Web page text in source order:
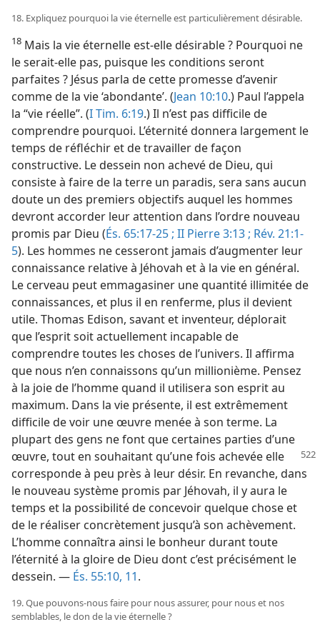
18. Expliquez pourquoi la vie éternelle est particulièrement désirable.
18 Mais la vie éternelle est-​elle désirable ? Pourquoi ne
le serait-​elle pas, puisque les conditions seront
parfaites ? Jésus parla de cette promesse d’avenir
comme de la vie ‘abondante’. (Jean 10:10.) Paul l’appela
la “vie réelle”. (I Tim. 6:19.) Il n’est pas difficile de
comprendre pourquoi. L’éternité donnera largement le
temps de réfléchir et de travailler de façon
constructive. Le dessein non achevé de Dieu, qui
consiste à faire de la terre un paradis, sera sans aucun
doute un des premiers objectifs auquel les hommes
devront accorder leur attention dans l’ordre nouveau
promis par Dieu (És. 65:17-25 ; II Pierre 3:13 ; Rév. 21:1-
5). Les hommes ne cesseront jamais d’augmenter leur
connaissance relative à Jéhovah et à la vie en général.
Le cerveau peut emmagasiner une quantité illimitée de
connaissances, et plus il en renferme, plus il devient
utile. Thomas Edison, savant et inventeur, déplorait
que l’esprit soit actuellement incapable de
comprendre toutes les choses de l’univers. Il affirma
que nous n’en connaissons qu’un millionième. Pensez
à la joie de l’homme quand il utilisera son esprit au
maximum. Dans la vie présente, il est extrêmement
difficile de voir une œuvre menée à son terme. La
plupart des gens ne font que certaines parties d’une
œuvre, tout en souhaitant qu’une fois achevée elle
corresponde à peu près à leur désir. En revanche, dans
le nouveau système promis par Jéhovah, il y aura le
temps et la possibilité de concevoir quelque chose et
de le réaliser concrètement jusqu’à son achèvement.
L’homme connaîtra ainsi le bonheur durant toute
l’éternité à la gloire de Dieu dont c’est précisément le
dessein. — És. 55:10, 11.
19. Que pouvons-​nous faire pour nous assurer, pour nous et nos
semblables, le don de la vie éternelle ?